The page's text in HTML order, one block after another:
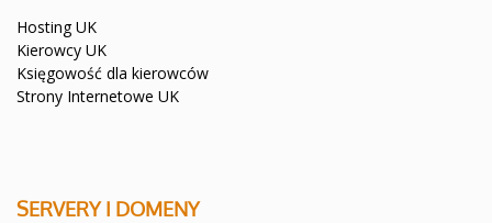
Hosting UK
Kierowcy UK
Księgowość dla kierowców
Strony Internetowe UK
SERVERY I DOMENY